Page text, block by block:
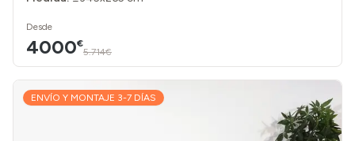
Desde
4000€
5.714€
ENVÍO Y MONTAJE 3-7 DÍAS